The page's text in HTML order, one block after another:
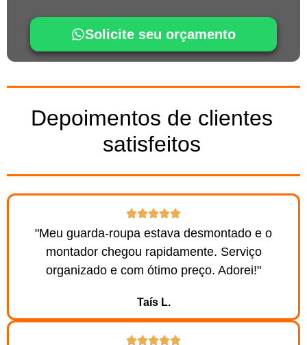
Solicite seu orçamento
Depoimentos de clientes
satisfeitos
"Meu guarda-roupa estava desmontado e o
montador chegou rapidamente. Serviço
organizado e com ótimo preço. Adorei!"
Taís L.